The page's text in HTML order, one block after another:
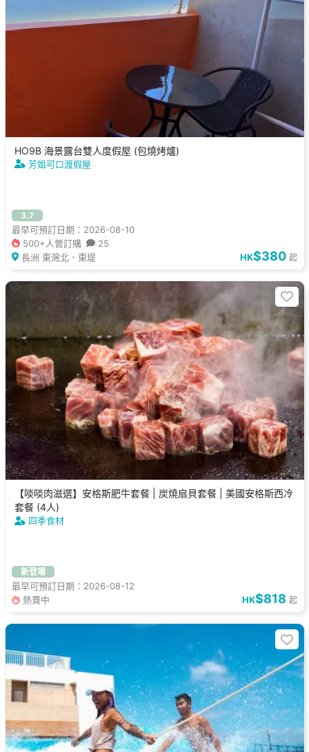
HO9B 海景露台雙人度假屋 (包燒烤爐)
芳姐可口渡假屋
3.7
最早可預訂日期：2026-08-10
500+人曾訂購
25
長洲 東灣北．東堤
HK$380 起
【啖啖肉滋選】安格斯肥牛套餐 | 炭燒扇貝套餐 | 美國安格斯西冷
套餐 (4人)
四季食材
新登場
最早可預訂日期：2026-08-12
熱賣中
HK$818 起